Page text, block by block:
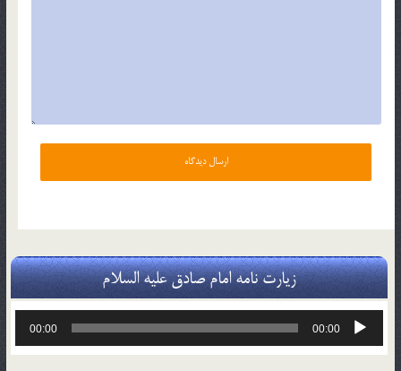
زیارت نامه امام صادق علیه السلام
پخش‌کننده
00:00
00:00